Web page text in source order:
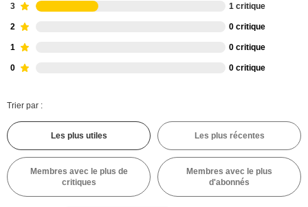
3 1 critique
2 0 critique
1 0 critique
0 0 critique
Trier par :
Les plus utiles Les plus récentes
Membres avec le plus de
critiques
Membres avec le plus
d'abonnés